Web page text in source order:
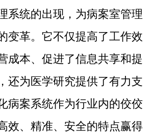
系统的出现，为病案室管理
变革。它不仅提高了工作效
成本、促进了信息共享和提
还为医学研究提供了有力支
病案系统作为行业内的佼佼
效、精准、安全的特点赢得